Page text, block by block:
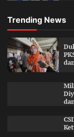
Trending News